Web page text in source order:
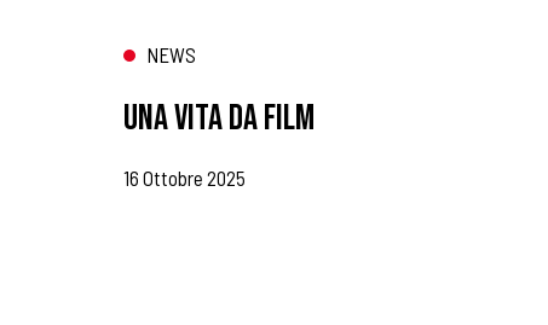
NEWS
UNA VITA DA FILM
16 Ottobre 2025